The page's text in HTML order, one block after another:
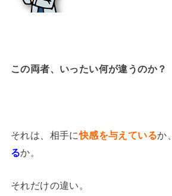
この両者、いったい何が違うのか？
それは、相手に快感を与えているか、
るか。
それだけの違い。